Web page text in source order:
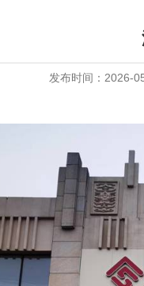
发布时间：2026-